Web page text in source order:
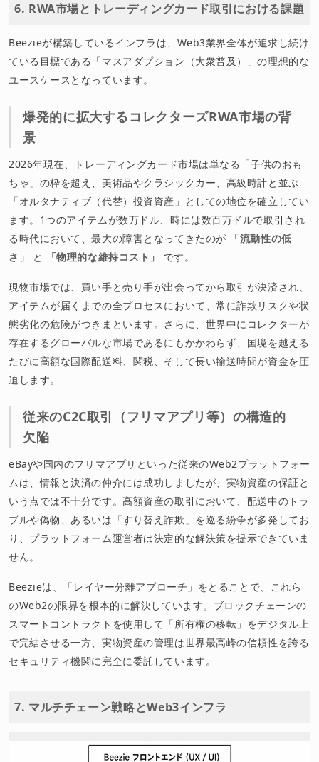
6. RWA市場とトレーディングカード取引における課題
Beezieが構築しているインフラは、Web3業界全体が追求し続け
ている目標である「マスアダプション（大衆普及）」の理想的な
ユースケースとなっています。
爆発的に拡大するコレクターズRWA市場の背
景
2026年現在、トレーディングカード市場は単なる「子供のおも
ちゃ」の枠を超え、美術品やクラシックカー、高級時計と並ぶ
「オルタナティブ（代替）投資資産」としての地位を確立してい
ます。1つのアイテムが数万ドル、時には数百万ドルで取引され
る時代において、最大の障害となってきたのが
「流動性の低
さ」
と 「物理的な維持コスト」 です。
現物市場では、買い手と売り手が出会ってから取引が決済され、
アイテムが届くまでの全プロセスにおいて、常に詐欺リスクや状
態劣化の危険がつきまといます。さらに、世界中にコレクターが
存在するグローバルな市場であるにもかかわらず、国境を越える
たびに高額な国際配送料、関税、そして長い輸送時間が資金を圧
迫します。
従来のC2C取引（フリマアプリ等）の構造的
欠陥
eBayや国内のフリマアプリといった従来のWeb2プラットフォー
ムは、情報と決済の仲介には成功しましたが、実物資産の保証と
いう点では不十分です。高額資産の取引において、配送中のトラ
ブルや偽物、あるいは「すり替え詐欺」を巡る紛争が多発してお
り、プラットフォーム運営者は決定的な解決策を提示できていま
せん。
Beezieは、「レイヤー分離アプローチ」をとることで、これら
のWeb2の限界を根本的に解決しています。ブロックチェーンの
スマートコントラクトを使用して「所有権の移転」をデジタル上
で完結させる一方、実物資産の管理は世界最高峰の信頼性を誇る
セキュリティ機関に完全に委託しています。
7. マルチチェーン戦略とWeb3インフラ